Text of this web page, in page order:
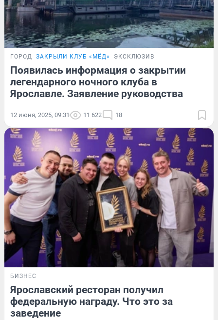
ГОРОД ЗАКРЫЛИ КЛУБ «МЁД» ЭКСКЛЮЗИВ
Появилась информация о закрытии
легендарного ночного клуба в
Ярославле. Заявление руководства
12 июня, 2025, 09:31 11 622 18
БИЗНЕС
Ярославский ресторан получил
федеральную награду. Что это за
заведение